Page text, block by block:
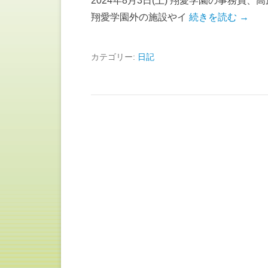
翔愛学園外の施設やイ 続きを読む →
カテゴリー: 日記